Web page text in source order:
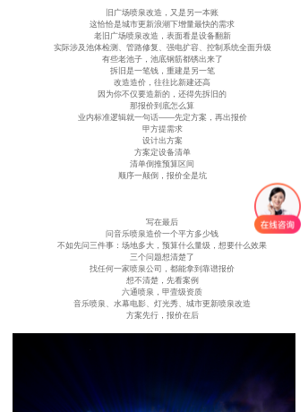
旧广场喷泉改造，又是另一本账
这恰恰是城市更新浪潮下增量最快的需求
老旧广场喷泉改造，表面看是设备翻新
实际涉及池体检测、管路修复、强电扩容、控制系统全面升级
有些老池子，池底钢筋都锈出来了
拆旧是一笔钱，重建是另一笔
改造造价，往往比新建还高
因为你不仅要造新的，还得先拆旧的
那报价到底怎么算
业内标准逻辑就一句话——先定方案，再出报价
甲方提需求
设计出方案
方案定设备清单
清单倒推预算区间
顺序一颠倒，报价全是坑
写在最后
问音乐喷泉造价一个平方多少钱
不如先问三件事：场地多大，预算什么量级，想要什么效果
三个问题想清楚了
找任何一家喷泉公司，都能拿到靠谱报价
想不清楚，先看案例
六通喷泉，甲壹级资质
音乐喷泉、水幕电影、灯光秀、城市更新喷泉改造
方案先行，报价在后